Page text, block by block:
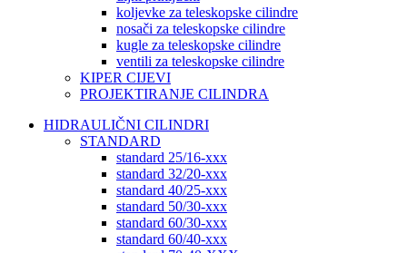
koljevke za teleskopske cilindre
nosači za teleskopske cilindre
kugle za teleskopske cilindre
ventili za teleskopske cilindre
KIPER CIJEVI
PROJEKTIRANJE CILINDRA
HIDRAULIČNI CILINDRI
STANDARD
standard 25/16-xxx
standard 32/20-xxx
standard 40/25-xxx
standard 50/30-xxx
standard 60/30-xxx
standard 60/40-xxx